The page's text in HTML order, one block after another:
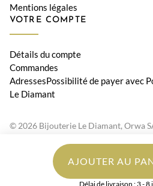
AJOUTER AU
Délai de livraison : 3 - 8
Mentions légales
VOTRE COMPTE
Détails du compte
Commandes
AdressesPossibilité de payer avec
Le Diamant
© 2026 Bijouterie Le Diamant, Orwa